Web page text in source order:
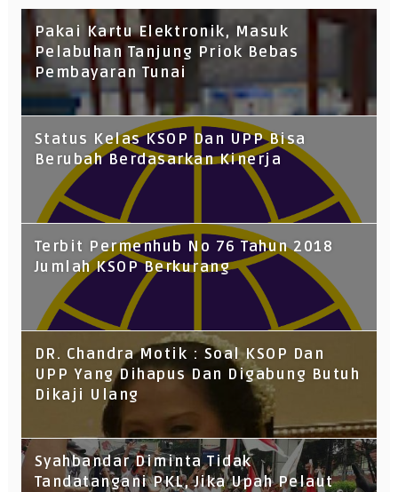
Pakai Kartu Elektronik, Masuk
Pelabuhan Tanjung Priok Bebas
Pembayaran Tunai
Status Kelas KSOP Dan UPP Bisa
Berubah Berdasarkan Kinerja
Terbit Permenhub No 76 Tahun 2018
Jumlah KSOP Berkurang
DR. Chandra Motik : Soal KSOP Dan
UPP Yang Dihapus Dan Digabung Butuh
Dikaji Ulang
Syahbandar Diminta Tidak
Tandatangani PKL, Jika Upah Pelaut